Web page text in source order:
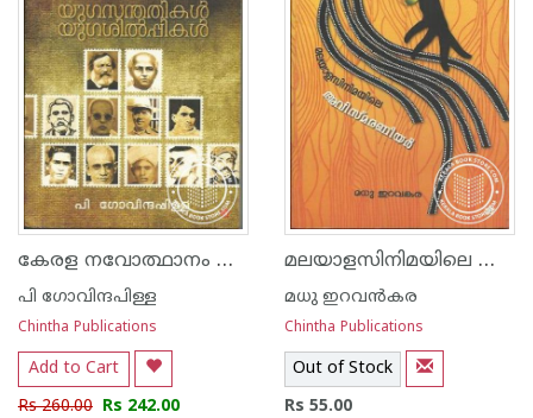
കേരള നവോത്ഥാനം മൂന്നാം സഞ്ചിക
പി ഗോവിന്ദപിള്ള
Chintha Publications
Add to Cart
Rs 260.00 Rs 242.00
മലയാളസിനിമയിലെ അവിസ്മരണീയര്‍
മധു ഇറവന്‍‌കര
Chintha Publications
Out of Stock
Rs 55.00